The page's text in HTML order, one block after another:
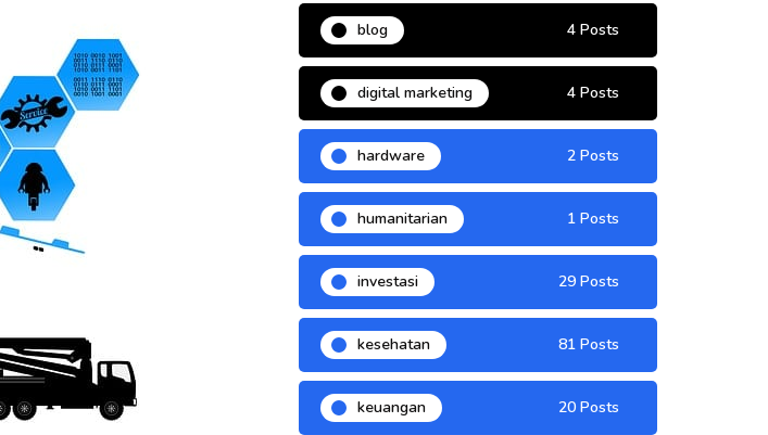
blog 4 Posts
digital marketing 4 Posts
hardware 2 Posts
humanitarian 1 Posts
investasi 29 Posts
kesehatan 81 Posts
keuangan 20 Posts